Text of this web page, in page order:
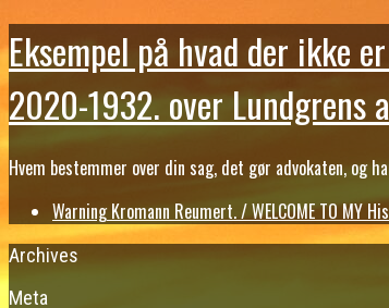
Eksempel på hvad der ikke
2020-1932. over Lundgrens
Hvem bestemmer over din sag, det gør advokaten, og
Warning Kromann Reumert. / WELCOME TO
Archives
Meta